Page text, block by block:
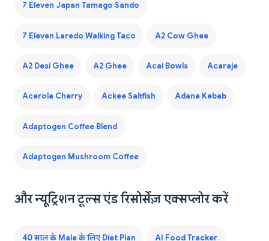
7 Eleven Japan Tamago Sando
7 Eleven Laredo Walking Taco A2 Cow Ghee
A2 Desi Ghee A2 Ghee Acai Bowls Acaraje
Acerola Cherry Ackee Saltfish Adana Kebab
Adaptogen Coffee Blend
Adaptogen Mushroom Coffee
और न्यूट्रिशन टूल्स एंड रिसोर्सेज़ एक्सप्लोर करें
40 साल के Male के लिए Diet Plan AI Food Tracker